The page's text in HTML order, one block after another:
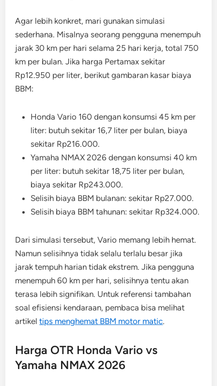
Agar lebih konkret, mari gunakan simulasi
sederhana. Misalnya seorang pengguna menempuh
jarak 30 km per hari selama 25 hari kerja, total 750
km per bulan. Jika harga Pertamax sekitar
Rp12.950 per liter, berikut gambaran kasar biaya
BBM:
Honda Vario 160 dengan konsumsi 45 km per
liter: butuh sekitar 16,7 liter per bulan, biaya
sekitar Rp216.000.
Yamaha NMAX 2026 dengan konsumsi 40 km
per liter: butuh sekitar 18,75 liter per bulan,
biaya sekitar Rp243.000.
Selisih biaya BBM bulanan: sekitar Rp27.000.
Selisih biaya BBM tahunan: sekitar Rp324.000.
Dari simulasi tersebut, Vario memang lebih hemat.
Namun selisihnya tidak selalu terlalu besar jika
jarak tempuh harian tidak ekstrem. Jika pengguna
menempuh 60 km per hari, selisihnya tentu akan
terasa lebih signifikan. Untuk referensi tambahan
soal efisiensi kendaraan, pembaca bisa melihat
artikeltips menghemat BBM motor matic.
Harga OTR Honda Vario vs
Yamaha NMAX 2026